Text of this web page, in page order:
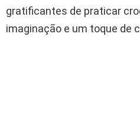
gratificantes de praticar
imaginação e um toque de